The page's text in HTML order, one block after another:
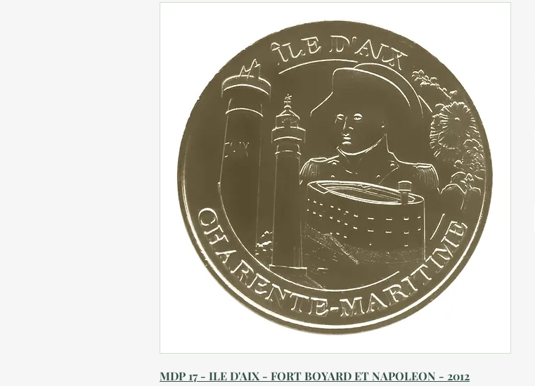
MDP 17 - ILE D'AIX - FORT BOYARD ET NAPOLEON - 2012